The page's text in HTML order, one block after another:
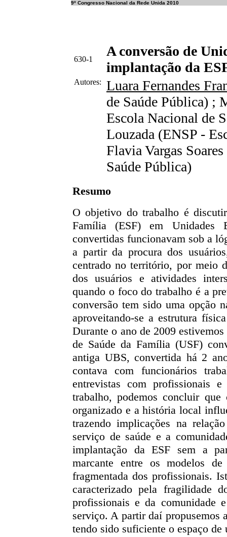
9º Congresso Nacional da Rede Unida 2010
630-1
A conversão de
implantação da
Autores:
Luara Fernandes
de Saúde Pública) ;
Escola Nacional de
Louzada (ENSP -
Flavia Vargas
Saúde Pública)
Resumo
O objetivo do trabalho é
Família (ESF) em Unidades
convertidas funcionavam sob a
a partir da procura dos
centrado no território, por meio
dos usuários e atividades
quando o foco do trabalho é a
conversão tem sido uma opção
aproveitando-se a estrutura
Durante o ano de 2009
de Saúde da Família (USF)
antiga UBS, convertida há 2
contava com funcionários
entrevistas com profissionais
trabalho, podemos concluir
organizado e a história local
trazendo implicações na
serviço de saúde e a
implantação da ESF sem a
marcante entre os modelos
fragmentada dos profissionais.
caracterizado pela fragilidade
profissionais e da comunidade
serviço. A partir daí propusemos
tendo sido suficiente o espaço de